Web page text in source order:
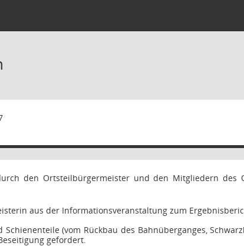
den Ortsteilbürgermeister und den Mitgliedern des
aus der Informationsveranstaltung zum
(vom Rückbau des Bahnüberganges,
gefordert.